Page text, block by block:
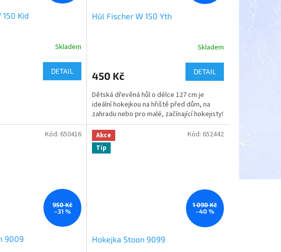
Kid
Skladem
DETAIL
Hůl Fischer W 150 Yth
Skladem
450 Kč DETAIL
Dětská dřevěná hůl o délce 127 cm je
ideální hokejkou na hřiště před dům, na
zahradu nebo pro malé, začínající hokejisty!
950 Kč
–31 %
9009
Kód: 650416
Akce
Tip
1 090 Kč
–40 %
Hokejka Stoon 9099
Kód: 652442